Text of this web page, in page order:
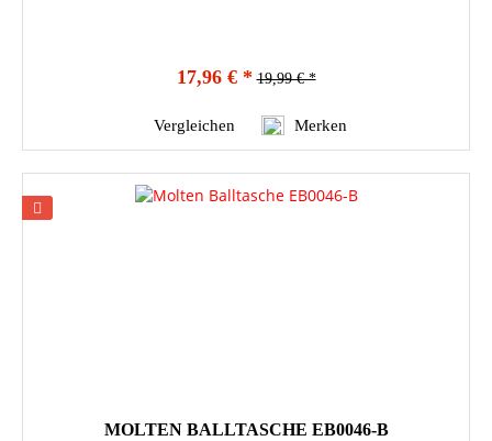
17,96 € * 19,99 € *
Vergleichen Merken
MOLTEN BALLTASCHE EB0046-B